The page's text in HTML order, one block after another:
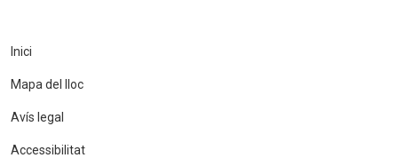
Inici
Mapa del lloc
Avís legal
Accessibilitat